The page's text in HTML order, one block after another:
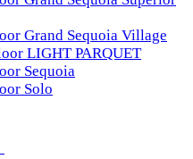
Grand Sequoia Village
LIGHT PARQUET
Sequoia
Solo